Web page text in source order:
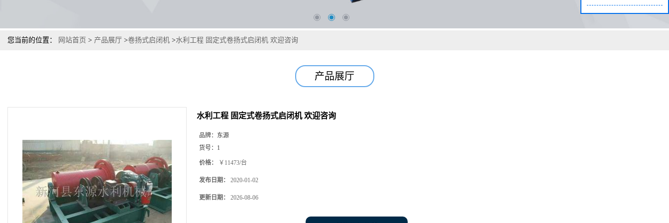
您当前的位置： 网站首页 > 产品展厅 >卷扬式启闭机 >水利工程 固定式卷扬式启闭机 欢迎咨询
产品展厅
水利工程 固定式卷扬式启闭机 欢迎咨询
品牌： 东源
货号： 1
价格： ￥11473/台
发布日期： 2020-01-02
更新日期： 2026-08-06